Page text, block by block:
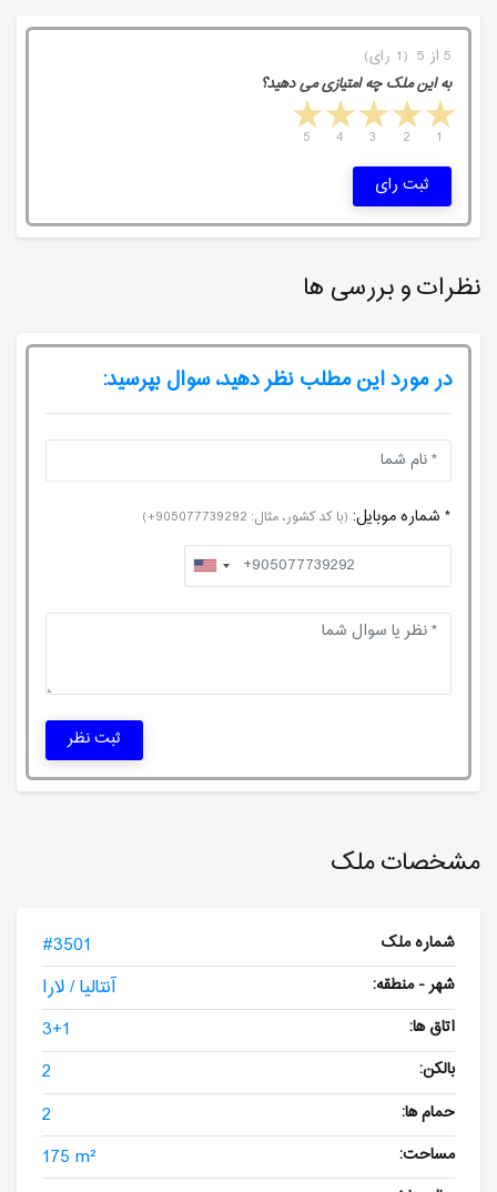
مشخصات ملک
شماره ملک #3501
شهر - منطقه: آنتالیا / لارا
اتاق ها: 3+1
بالکن: 2
حمام ها: 2
مساحت: 175 m²
5 از 5 (1 رای)
به این ملک چه امتیازی می دهید؟
4 stars 3 stars 2 stars 1 star
5 4 3 2 1
ثبت رای
نظرات و بررسی ها
در مورد این مطلب نظر دهید، سوال بپرسید:
* شماره موبایل: (با کد کشور، مثال: 905077739292+)
ثبت نظر